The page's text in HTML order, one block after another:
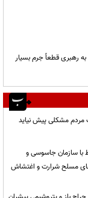
رهبری قطعاً جرم بسیار
مردم مشکلی پیش نیاید
از مزدوران مرتبط با سازمان جاسوسی و
۴ نفر از اعضای باندهای مسلح شرارت و اغتشاش